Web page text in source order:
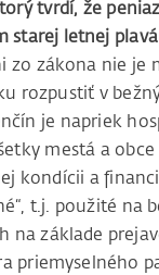
tvrdí, že
starej letnej
zo zákona nie je
rozpustiť v
je napriek
mestá a obce
kondícii a
t.j. použité na
na základe
priemyselného